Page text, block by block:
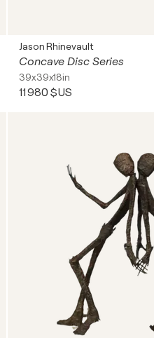
Jason Rhinevault
Concave Disc Series
39x39x18in
11 980 $US